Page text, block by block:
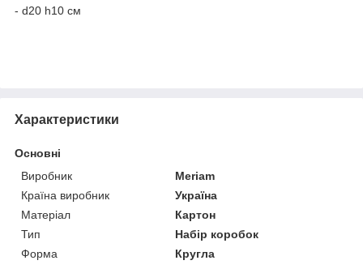
- d20 h10 см
Характеристики
Основні
Виробник
Meriam
Країна виробник
Україна
Матеріал
Картон
Тип
Набір коробок
Форма
Кругла